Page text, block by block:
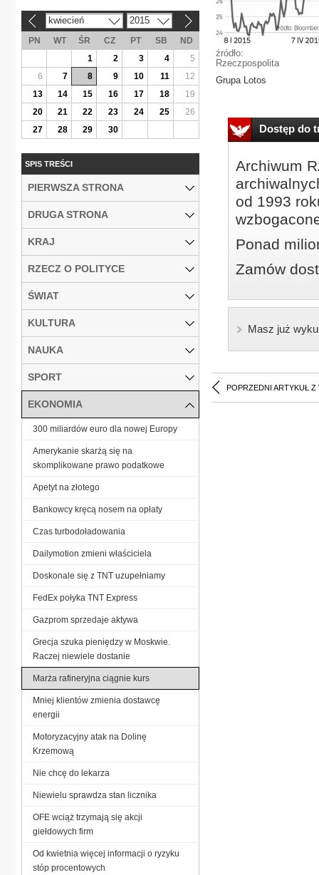
źródło:
Rzeczpospolita
Grupa Lotos
Dostęp do
Archiwum
od 1993
Ponad
Zamów
Masz już
POPRZEDNI ARTYKUŁ Z
kwiecień 2015
PN WT ŚR CZ PT SB
ND
1
2 3 4
5
6
7 8 9 10 11
12
13
14 15 16 17 18
19
20
21 22 23 24 25
26
27
28 29 30
SPIS TREŚCI
PIERWSZA STRONA
DRUGA STRONA
KRAJ
RZECZ O POLITYCE
ŚWIAT
KULTURA
NAUKA
SPORT
EKONOMIA
300 miliardów euro dla nowej Europy
Amerykanie skarżą się na
skomplikowane prawo podatkowe
Ape­tyt na zło­te­go
Bankowcy kręcą nosem na opłaty
Czas turbodoładowania
Dailymotion zmieni właściciela
Doskonale się z TNT uzupełniamy
FedEx połyka TNT Express
Gazprom sprzedaje aktywa
Grecja szuka pieniędzy w Moskwie.
Raczej niewiele dostanie
Marża rafineryjna ciągnie kurs
Mniej klientów zmienia dostawcę
energii
Motoryzacyjny atak na Dolinę
Krzemową
Nie chcę do lekarza
Niewielu sprawdza stan licznika
OFE wciąż trzymają się akcji
giełdowych firm
Od kwietnia więcej informacji o ryzyku
stóp procentowych